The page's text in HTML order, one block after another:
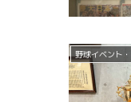
野球イベント